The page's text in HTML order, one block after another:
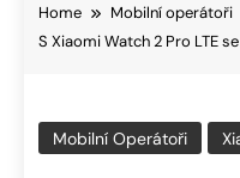
Home
Mobilní operátoři
S Xiaomi Watch 2 Pro LTE
Mobilní Operátoři